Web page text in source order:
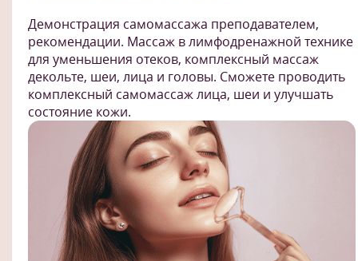
Демонстрация самомассажа преподавателем,
рекомендации. Массаж в лимфодренажной технике
для уменьшения отеков, комплексный массаж
декольте, шеи, лица и головы. Сможете проводить
комплексный самомассаж лица, шеи и улучшать
состояние кожи.